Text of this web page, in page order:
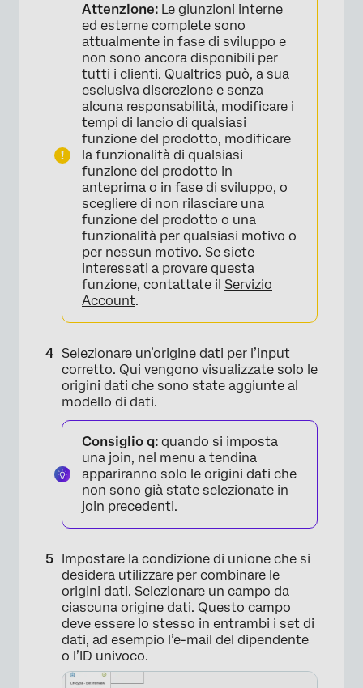
Attenzione: Le giunzioni interne
ed esterne complete sono
attualmente in fase di sviluppo e
non sono ancora disponibili per
tutti i clienti. Qualtrics può, a sua
esclusiva discrezione e senza
alcuna responsabilità, modificare i
tempi di lancio di qualsiasi
funzione del prodotto, modificare
la funzionalità di qualsiasi
funzione del prodotto in
anteprima o in fase di sviluppo, o
scegliere di non rilasciare una
funzione del prodotto o una
funzionalità per qualsiasi motivo o
per nessun motivo. Se siete
interessati a provare questa
funzione, contattate il Servizio
Account.
Selezionare un’origine dati per l’input
corretto. Qui vengono visualizzate solo le
origini dati che sono state aggiunte al
modello di dati.
Consiglio q: quando si imposta
una join, nel menu a tendina
appariranno solo le origini dati che
non sono già state selezionate in
join precedenti.
Impostare la condizione di unione che si
desidera utilizzare per combinare le
origini dati. Selezionare un campo da
ciascuna origine dati. Questo campo
deve essere lo stesso in entrambi i set di
dati, ad esempio l’e-mail del dipendente
o l’ID univoco.